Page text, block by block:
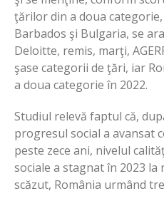
ţărilor din a doua
Barbados şi Bulgaria, se
Deloitte, remis, marţi,
şase categorii de ţări, iar
a doua categorie în 2022.
Studiul relevă faptul că,
progresul social a avansat
peste zece ani, nivelul
sociale a stagnat în 2023 la
scăzut, România urmând